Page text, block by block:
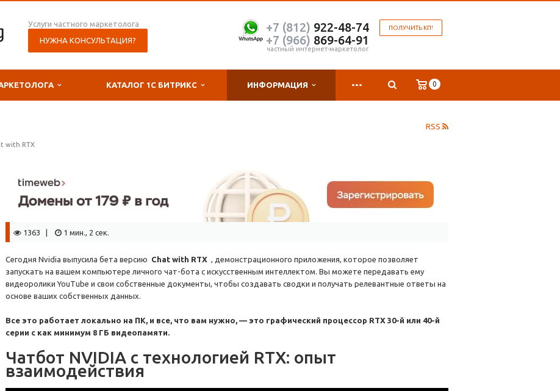
Услуги частного маркетолога
НУЖНА КОНСУЛЬТАЦИЯ?
ПОЛУЧИТЬ КП!
+7 (812) 922-48-74
+7 (966) 869-64-91
частный интернет-маркетолог
КАТАЛОГ 1С БИТРИКС ИНФОРМАЦИЯ ... 0
RSS
with RTX
1363 | 1 мин., 2 сек.
Сегодня Nvidia выпусила бета версию Chat with RTX , демонстрационного приложения, которое позволяет
запускать на вашем компьютере личного чат-бота с искусственным интеллектом. Вы можете передавать ему
видеоролики YouTube и свои собственные документы, чтобы создавать сводки и получать релевантные ответы на
основе ваших собственных данных.
Все это работает локально на ПК, и все, что вам нужно, — это графический процессор RTX 30-й или 40-й
серии с как минимум 8 ГБ видеопамяти.
Чатбот NVIDIA с технологией RTX: опыт
взаимодействия